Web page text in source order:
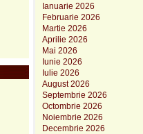
Ianuarie 2026
Februarie 2026
Martie 2026
Aprilie 2026
Mai 2026
Iunie 2026
Iulie 2026
August 2026
Septembrie 2026
Octombrie 2026
Noiembrie 2026
Decembrie 2026